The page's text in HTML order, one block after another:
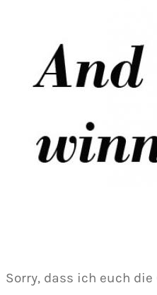
Sorry, dass ich euch